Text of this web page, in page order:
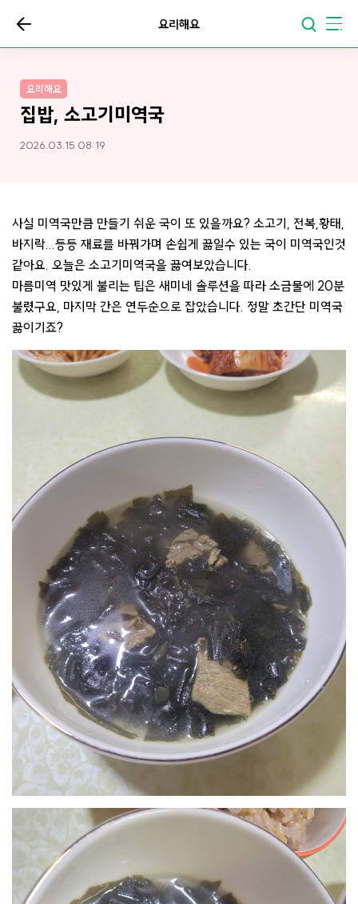
요리해요
요리해요
집밥, 소고기미역국
2026.03.15 08:19
사실 미역국만큼 만들기 쉬운 국이 또 있을까요? 소고기, 전복,황태,
바지락...등등 재료를 바꿔가며 손쉽게 끓일수 있는 국이 미역국인것
같아요. 오늘은 소고기미역국을 끓여보았습니다.
마름미역 맛있게 불리는 팁은 새미네 솔루션을 따라 소금물에 20분
불렸구요, 마지막 간은 연두순으로 잡았습니다. 정말 초간단 미역국
끓이기죠?